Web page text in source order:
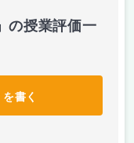
の授業評価一
書く